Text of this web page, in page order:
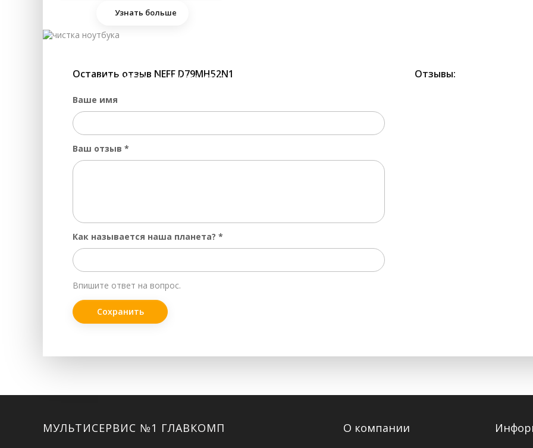
ЧИСТКА НОУТБУКА 2000 РУБЛЕЙ!
Узнать больше
Оставить отзыв NEFF D79MH52N1
Ваше имя
Ваш отзыв *
Как называется наша планета? *
Впишите ответ на вопрос.
Отзывы:
МУЛЬТИСЕРВИС №1 ГЛАВКОМП О компании
FacebookTwitterВКонтакте
Google+Instagram